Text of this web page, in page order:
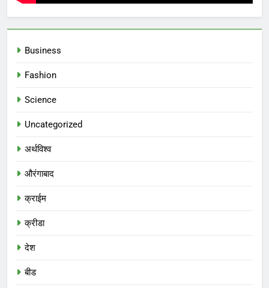
Business
Fashion
Science
Uncategorized
अर्थविश्व
औरंगाबाद
क्राईम
क्रीडा
देश
बीड